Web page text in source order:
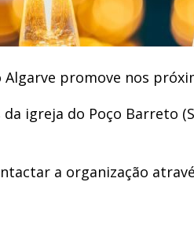
Algarve promove nos
igreja do Poço Barreto
a organização